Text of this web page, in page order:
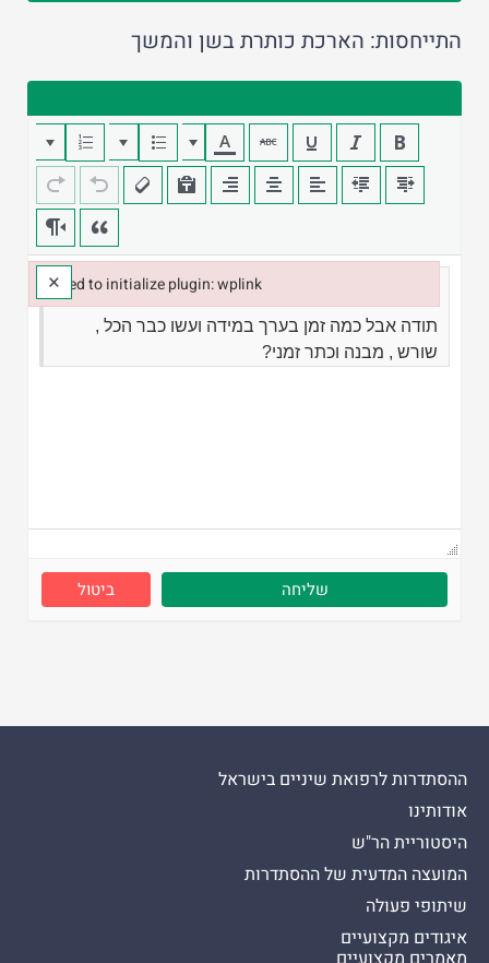
התייחסות: הארכת כותרת בשן והמשך
ביטול
ההסתדרות לרפואת שיניים בישראל
אודותינו
היסטוריית הר"ש
המועצה המדעית של ההסתדרות
שיתופי פעולה
איגודים מקצועיים
Failed to initialize plugin: wplink
×
Failed to initialize plugin: wplink